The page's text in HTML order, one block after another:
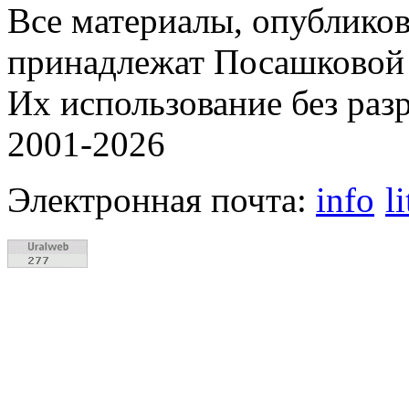
Все материалы,
принадлежат
Их использование без
2001-2026
Электронная почта: info